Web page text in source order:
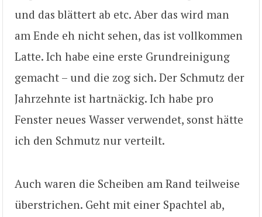
und das blättert ab etc. Aber das wird man
am Ende eh nicht sehen, das ist vollkommen
Latte. Ich habe eine erste Grundreinigung
gemacht – und die zog sich. Der Schmutz der
Jahrzehnte ist hartnäckig. Ich habe pro
Fenster neues Wasser verwendet, sonst hätte
ich den Schmutz nur verteilt.
Auch waren die Scheiben am Rand teilweise
überstrichen. Geht mit einer Spachtel ab,